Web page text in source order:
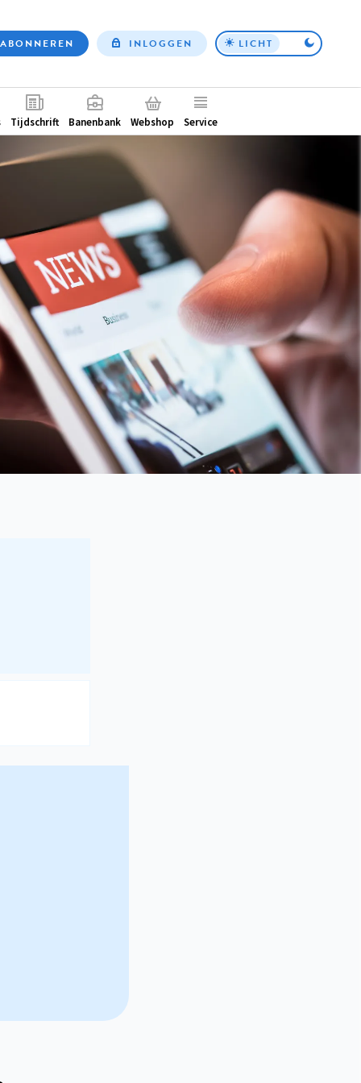
Top
ABONNEREN INLOGGEN LICHT
Tijdschrift Banenbank Webshop Service